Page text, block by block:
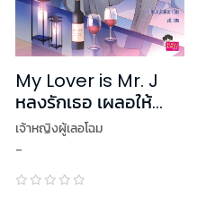
My Lover is Mr. J
หลงรักเธอ เผลอให้
หมดใจ
เจ้าหญิงผู้เลอโฉม
-